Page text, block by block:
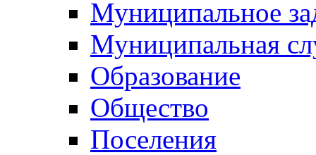
Муниципальное
Муниципальная
Образование
Общество
Поселения